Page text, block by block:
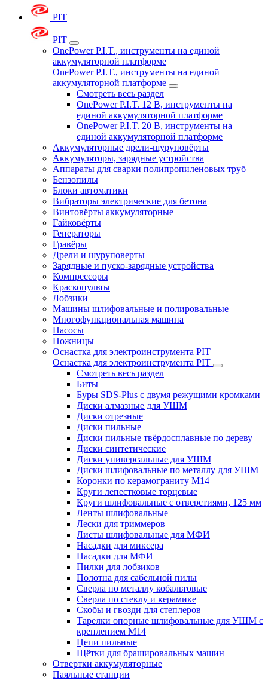
PIT
PIT
OnePower P.I.T., инструменты на единой
аккумуляторной платформе
OnePower P.I.T., инструменты на единой
аккумуляторной платформе
Смотреть весь раздел
OnePower P.I.T. 12 В, инструменты на
единой аккумуляторной платформе
OnePower P.I.T. 20 В, инструменты на
единой аккумуляторной платформе
Аккумуляторные дрели-шуруповёрты
Аккумуляторы, зарядные устройства
Аппараты для сварки полипропиленовых труб
Бензопилы
Блоки автоматики
Вибраторы электрические для бетона
Винтовёрты аккумуляторные
Гайковёрты
Генераторы
Гравёры
Дрели и шуруповерты
Зарядные и пуско-зарядные устройства
Компрессоры
Краскопульты
Лобзики
Машины шлифовальные и полировальные
Многофункциональная машина
Насосы
Ножницы
Оснастка для электроинструмента PIT
Оснастка для электроинструмента PIT
Смотреть весь раздел
Биты
Буры SDS-Plus c двумя режущими кромками
Диски алмазные для УШМ
Диски отрезные
Диски пильные
Диски пильные твёрдосплавные по дереву
Диски синтетические
Диски универсальные для УШМ
Диски шлифовальные по металлу для УШМ
Коронки по керамограниту M14
Круги лепестковые торцевые
Круги шлифовальные с отверстиями, 125 мм
Ленты шлифовальные
Лески для триммеров
Листы шлифовальные для МФИ
Насадки для миксера
Насадки для МФИ
Пилки для лобзиков
Полотна для сабельной пилы
Сверла по металлу кобальтовые
Сверла по стеклу и керамике
Скобы и гвозди для степлеров
Тарелки опорные шлифовальные для УШМ с
креплением М14
Цепи пильные
Щётки для брашировальных машин
Отвертки аккумуляторные
Паяльные станции